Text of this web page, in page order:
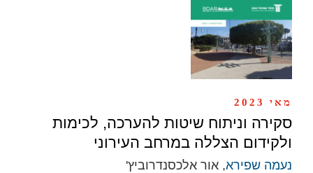
מאי 2023
סקירה וניתוח שיטות להערכה, לכימות
ולקידום הצללה במרחב העירוני
נעמה שפירא, אור אלכסנדרוביץ'